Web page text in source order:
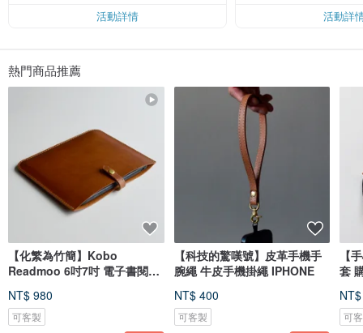
看到不好看的東西就想用皮革包覆一切的痴漢人格
HANDBOY
活動詳情 活動詳
熱門商品推薦
【化繁為竹簡】Kobo
Readmoo 6吋7吋 電子書閱讀
NT$ 980
可客製
【科技的驚嘆號】皮革手機手
腕繩 牛皮手機掛繩 IPHONE
NT$ 400
可客製
【
套
可